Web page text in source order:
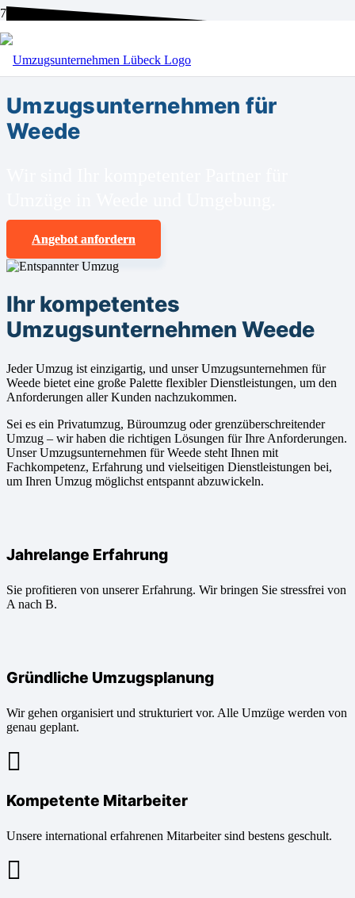
BEI UNS SIND SIE RICHTIG!
Umzugsunternehmen für
Weede
Angebot anfordern
Ihr kompetentes
Umzugsunternehmen Weede
Jeder Umzug ist einzigartig, und unser Umzugsunternehmen für
Weede bietet eine große Palette flexibler Dienstleistungen, um den
Anforderungen aller Kunden nachzukommen.
Sei es ein Privatumzug, Büroumzug oder grenzüberschreitender
Umzug – wir haben die richtigen Lösungen für Ihre Anforderungen.
Unser Umzugsunternehmen für Weede steht Ihnen mit
Fachkompetenz, Erfahrung und vielseitigen Dienstleistungen bei,
um Ihren Umzug möglichst entspannt abzuwickeln.
Jahrelange Erfahrung
Sie profitieren von unserer Erfahrung. Wir bringen Sie stressfrei von
A nach B.
Gründliche Umzugsplanung
Wir gehen organisiert und strukturiert vor. Alle Umzüge werden von
genau geplant.
Kompetente Mitarbeiter
Unsere international erfahrenen Mitarbeiter sind bestens geschult.